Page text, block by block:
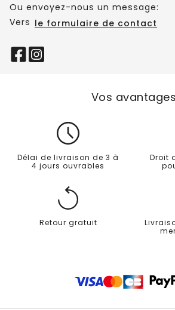
Ou envoyez-nous un message:
Vers le formulaire de contact
Vos avantages
Délai de livraison de 3 à
4 jours ouvrables
Droit
Retour gratuit